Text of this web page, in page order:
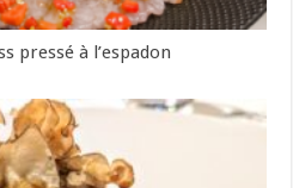
pressé à l’espadon